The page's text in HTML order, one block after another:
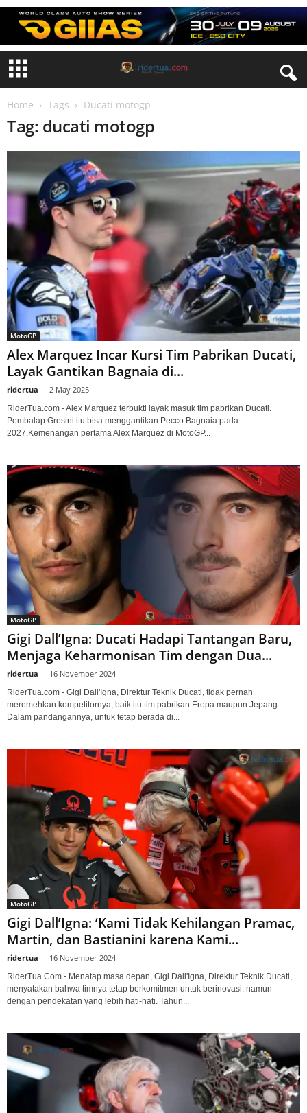
Home Tags Ducati motogp
Tag: ducati motogp
MotoGP
Alex Marquez Incar Kursi Tim Pabrikan Ducati,
Layak Gantikan Bagnaia di...
ridertua 2 May 2025
RiderTua.com - Alex Marquez terbukti layak masuk tim pabrikan Ducati.
Pembalap Gresini itu bisa menggantikan Pecco Bagnaia pada
2027.Kemenangan pertama Alex Marquez di MotoGP...
MotoGP
Gigi Dall’Igna: Ducati Hadapi Tantangan Baru,
Menjaga Keharmonisan Tim dengan Dua...
ridertua 16 November 2024
RiderTua.com - Gigi Dall'Igna, Direktur Teknik Ducati, tidak pernah
meremehkan kompetitornya, baik itu tim pabrikan Eropa maupun Jepang.
Dalam pandangannya, untuk tetap berada di...
MotoGP
Gigi Dall’Igna: ‘Kami Tidak Kehilangan Pramac,
Martin, dan Bastianini karena Kami...
ridertua 16 November 2024
RiderTua.Com - Menatap masa depan, Gigi Dall'Igna, Direktur Teknik Ducati,
menyatakan bahwa timnya tetap berkomitmen untuk berinovasi, namun
dengan pendekatan yang lebih hati-hati. Tahun...